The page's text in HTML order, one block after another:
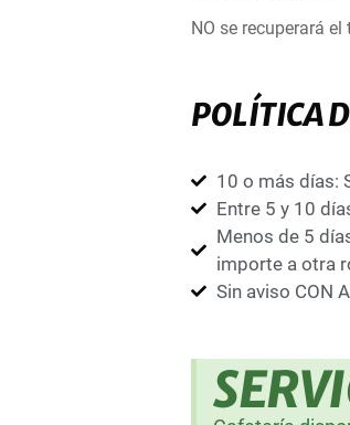
NO se recuperará
POLÍTICA
10 o más días:
Entre 5 y 10
Menos de 5
importe a otra
Sin aviso CON